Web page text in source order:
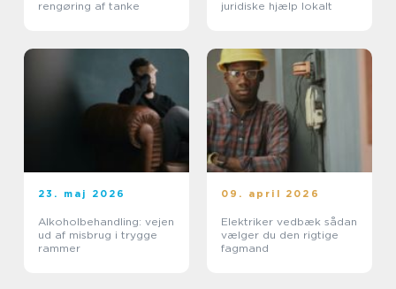
rengøring af tanke
juridiske hjælp lokalt
23. maj 2026
Alkoholbehandling: vejen
ud af misbrug i trygge
rammer
09. april 2026
Elektriker vedbæk sådan
vælger du den rigtige
fagmand